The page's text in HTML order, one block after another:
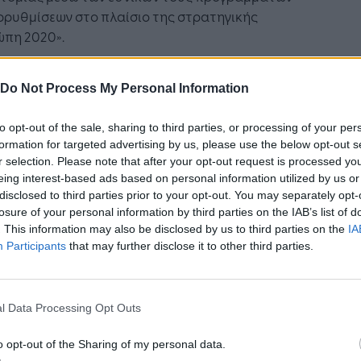
Do Not Process My Personal Information
opt-out of the sale, sharing to third parties, or processing of your
for targeted advertising by us, please use the below opt-out
selection. Please note that after your opt-out request is processed
interest-based ads based on personal information utilized by us
to third parties prior to your opt-out. You may separately
of your personal information by third parties on the IAB’s list of
This information may also be disclosed by us to third parties on the
Participants that may further disclose it to other third parties.
Data Processing Opt Outs
opt-out of the Sharing of my personal data.
στο πλαίσιο της στρατηγικής
2020».
Tajani, αρμόδιος για τη βιομηχανία και την
ότι πρέπει να εντείνουμε τις προσπάθειές μας
καινοτομία στην Ευρώπη, ώστε να
τη διαφορά με τους κύριους
μας και να ξαναβρούμε το δρόμο προς
και βιώσιμη ανάπτυξη».
ο νέος και βελτιωμένος πίνακας των
για μια επιτυχημένη σύγχρονη οικονομία
στο επίκεντρο της διαμόρφωσης της